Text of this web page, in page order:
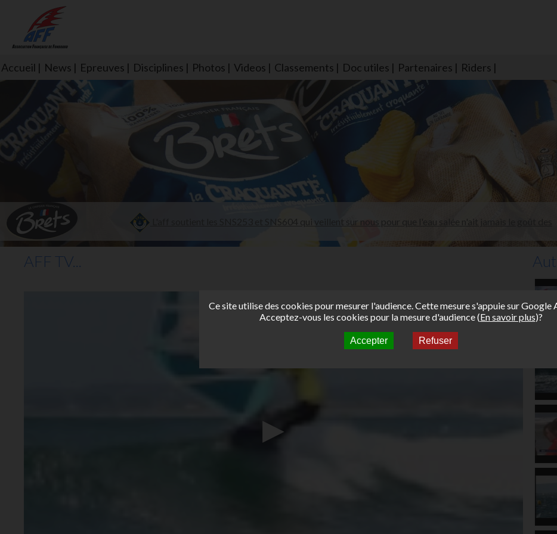
Accueil News Epreuves Disciplines Photos Videos Classements Doc utiles Partenaires Riders
AFF TV...
Ce site utilise des cookies pour mesurer l'audience. Cette mesure s'appuie sur Google
Acceptez-vous les cookies pour la mesure d'audience (En savoir plus)?
Accepter Refuser